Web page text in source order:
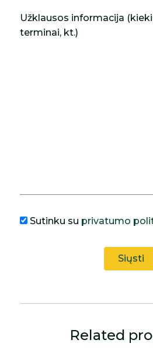
Užklausos informacija
terminai, kt.)
Sutinku su privatumo
Related